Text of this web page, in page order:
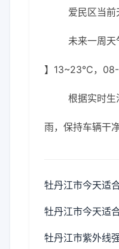
爱民区当
未来一周
】13~23℃，08-
根据实时
雨，保持车辆干净
牡丹江市今天适
牡丹江市今天适
牡丹江市紫外线